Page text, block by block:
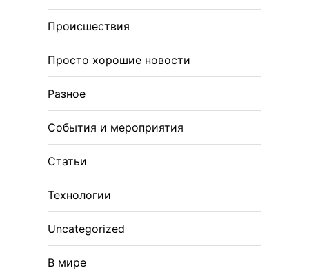
Происшествия
Просто хорошие новости
Разное
События и мероприятия
Статьи
Технологии
Uncategorized
В мире